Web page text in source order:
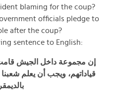
blaming for the coup?
officials pledge to
after the coup?
sentence to English:
إن مجموعة داخل الجيش
قياداتهم، ويجب أن يعلم